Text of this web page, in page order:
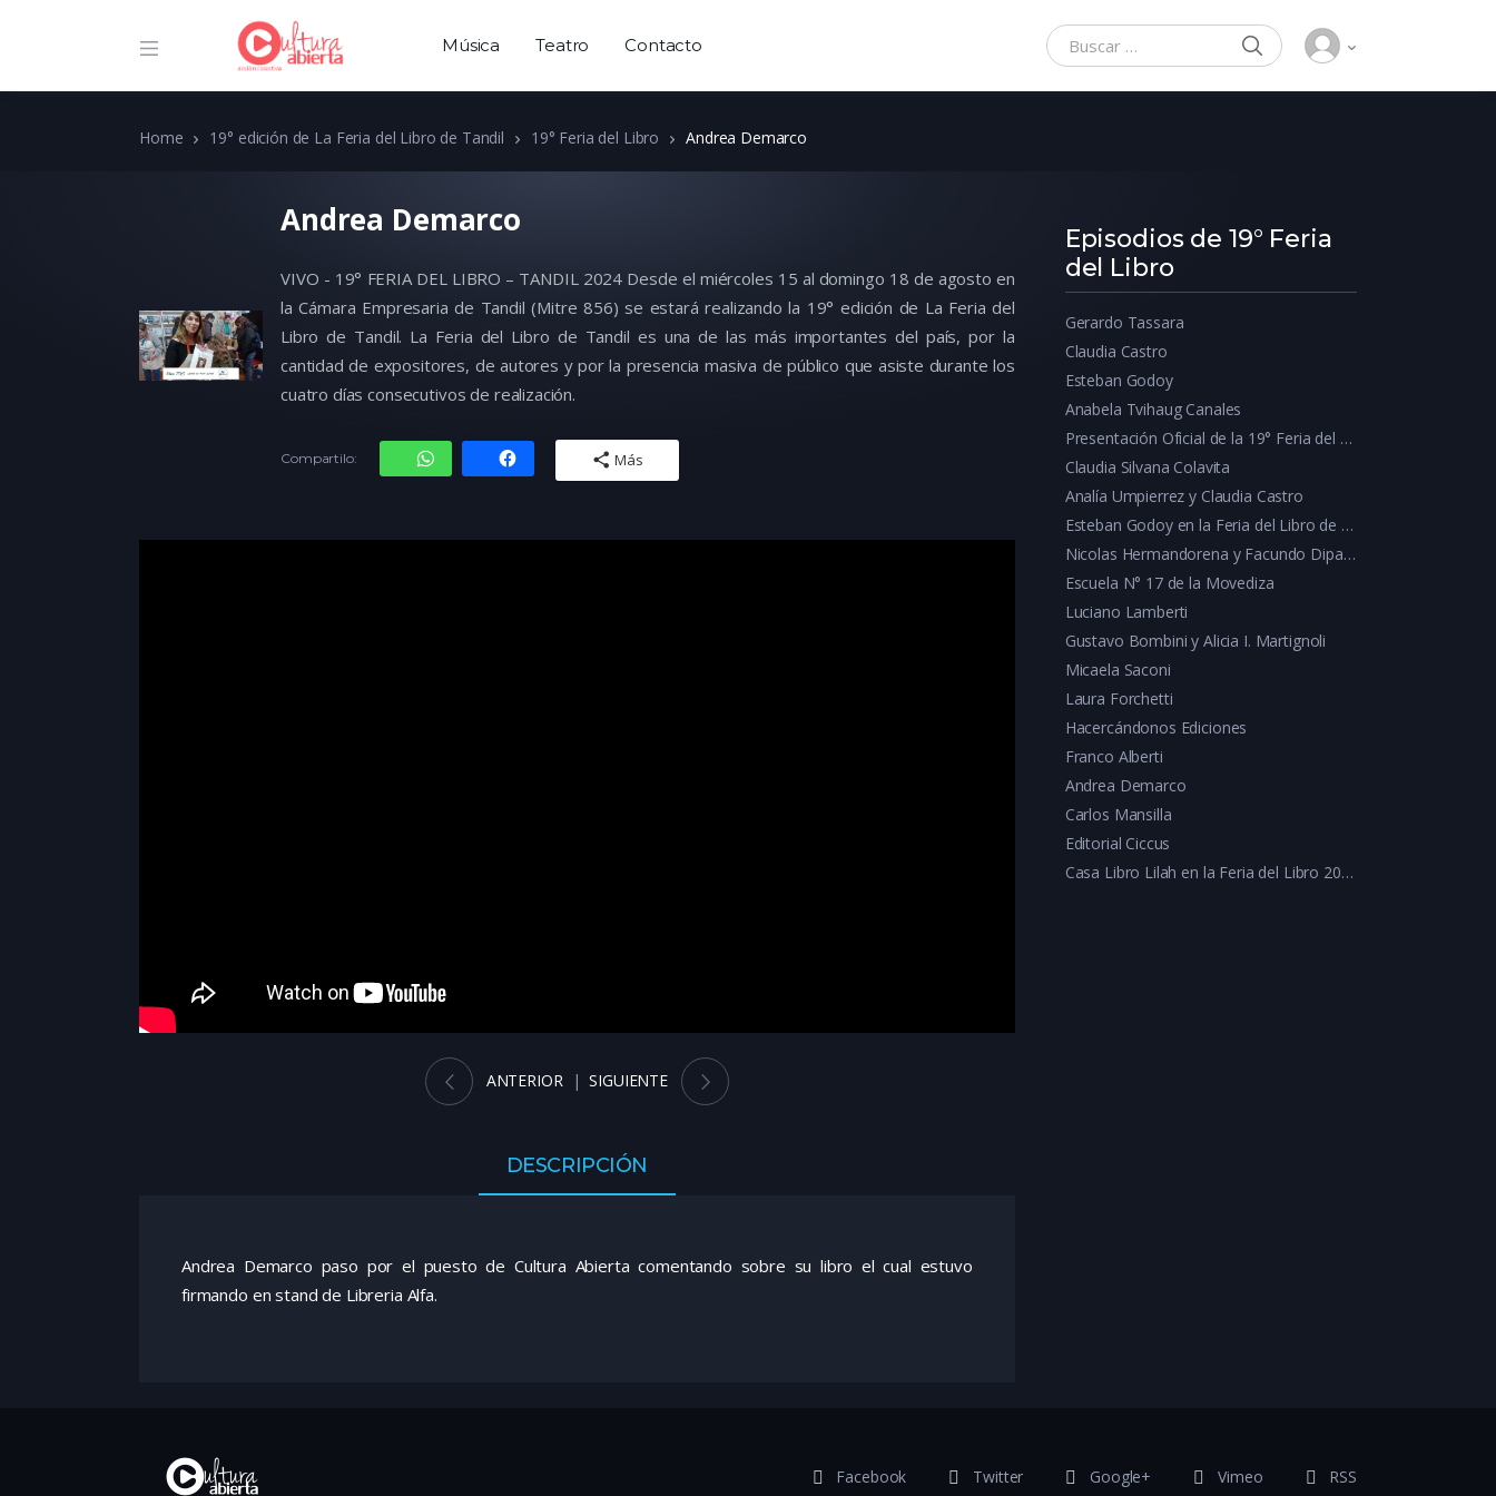
Música Teatro Contacto
Buscar:
BUSCAR
Home 19° edición de La Feria del Libro de Tandil 19° Feria del Libro Andrea Demarco
Andrea Demarco
VIVO - 19° FERIA DEL LIBRO – TANDIL 2024 Desde el miércoles 15 al domingo 18 de agosto en
la Cámara Empresaria de Tandil (Mitre 856) se estará realizando la 19° edición de La Feria del
Libro de Tandil. La Feria del Libro de Tandil es una de las más importantes del país, por la
cantidad de expositores, de autores y por la presencia masiva de público que asiste durante los
cuatro días consecutivos de realización.
Compartilo: Más
ANTERIOR SIGUIENTE
DESCRIPCIÓN
Andrea Demarco paso por el puesto de Cultura Abierta comentando sobre su libro el cual estuvo
firmando en stand de Libreria Alfa.
Episodios de 19° Feria
del Libro
Gerardo Tassara
Claudia Castro
Esteban Godoy
Anabela Tvihaug Canales
Presentación Oficial de la 19° Feria del Libro 2024
Claudia Silvana Colavita
Analía Umpierrez y Claudia Castro
Esteban Godoy en la Feria del Libro de Tandil
Nicolas Hermandorena y Facundo Dipaola
Escuela N° 17 de la Movediza
Luciano Lamberti
Gustavo Bombini y Alicia I. Martignoli
Micaela Saconi
Laura Forchetti
Hacercándonos Ediciones
Franco Alberti
Andrea Demarco
Carlos Mansilla
Editorial Ciccus
Casa Libro Lilah en la Feria del Libro 2024 Tandil
Facebook Twitter Google+ Vimeo RSS